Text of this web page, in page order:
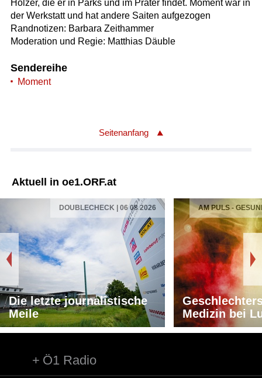
Hölzer, die er in Parks und im Prater findet. Moment war in
der Werkstatt und hat andere Saiten aufgezogen
Randnotizen: Barbara Zeithammer
Moderation und Regie: Matthias Däuble
Sendereihe
Moment
Seitenanfang
Aktuell in oe1.ORF.at
DOUBLECHECK | 06 08 2026
Die letzte journalistische
Meile
AM PULS -
Medizin bei
Ö1 Radio